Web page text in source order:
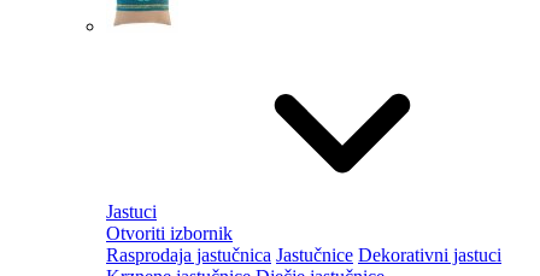
Jastuci
Otvoriti izbornik
Rasprodaja jastučnica Jastučnice Dekorativni jastuci